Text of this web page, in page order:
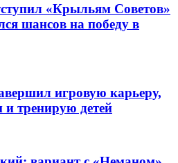
«Крыльям Советов»
шансов на победу в
игровую карьеру,
и тренирую детей